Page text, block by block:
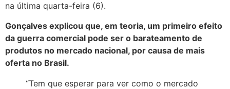
na última quarta-feira (6).
Gonçalves explicou que, em teoria, um primeiro efeito
da guerra comercial pode ser o barateamento de
produtos no mercado nacional, por causa de mais
oferta no Brasil.
“Tem que esperar para ver como o mercado